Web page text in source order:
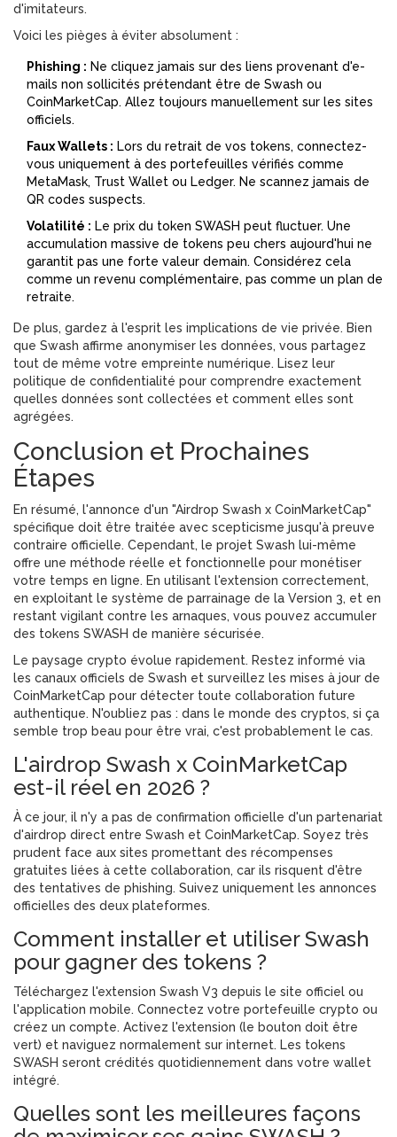
d'imitateurs.
Voici les pièges à éviter absolument :
Phishing : Ne cliquez jamais sur des liens provenant d'e-
mails non sollicités prétendant être de Swash ou
CoinMarketCap. Allez toujours manuellement sur les sites
officiels.
Faux Wallets : Lors du retrait de vos tokens, connectez-
vous uniquement à des portefeuilles vérifiés comme
MetaMask, Trust Wallet ou Ledger. Ne scannez jamais de
QR codes suspects.
Volatilité : Le prix du token SWASH peut fluctuer. Une
accumulation massive de tokens peu chers aujourd'hui ne
garantit pas une forte valeur demain. Considérez cela
comme un revenu complémentaire, pas comme un plan de
retraite.
De plus, gardez à l'esprit les implications de vie privée. Bien
que Swash affirme anonymiser les données, vous partagez
tout de même votre empreinte numérique. Lisez leur
politique de confidentialité pour comprendre exactement
quelles données sont collectées et comment elles sont
agrégées.
Conclusion et Prochaines
Étapes
En résumé, l'annonce d'un "Airdrop Swash x CoinMarketCap"
spécifique doit être traitée avec scepticisme jusqu'à preuve
contraire officielle. Cependant, le projet Swash lui-même
offre une méthode réelle et fonctionnelle pour monétiser
votre temps en ligne. En utilisant l'extension correctement,
en exploitant le système de parrainage de la Version 3, et en
restant vigilant contre les arnaques, vous pouvez accumuler
des tokens SWASH de manière sécurisée.
Le paysage crypto évolue rapidement. Restez informé via
les canaux officiels de Swash et surveillez les mises à jour de
CoinMarketCap pour détecter toute collaboration future
authentique. N'oubliez pas : dans le monde des cryptos, si ça
semble trop beau pour être vrai, c'est probablement le cas.
L'airdrop Swash x CoinMarketCap
est-il réel en 2026 ?
À ce jour, il n'y a pas de confirmation officielle d'un partenariat
d'airdrop direct entre Swash et CoinMarketCap. Soyez très
prudent face aux sites promettant des récompenses
gratuites liées à cette collaboration, car ils risquent d'être
des tentatives de phishing. Suivez uniquement les annonces
officielles des deux plateformes.
Comment installer et utiliser Swash
pour gagner des tokens ?
Téléchargez l'extension Swash V3 depuis le site officiel ou
l'application mobile. Connectez votre portefeuille crypto ou
créez un compte. Activez l'extension (le bouton doit être
vert) et naviguez normalement sur internet. Les tokens
SWASH seront crédités quotidiennement dans votre wallet
intégré.
Quelles sont les meilleures façons